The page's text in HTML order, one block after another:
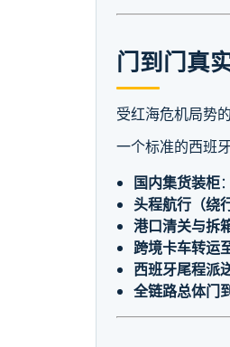
门到门真
受红海危机局势
一个标准的西班
国内集货装柜
头程航行（绕
港口清关与拆
跨境卡车转运
西班牙尾程派
全链路总体门